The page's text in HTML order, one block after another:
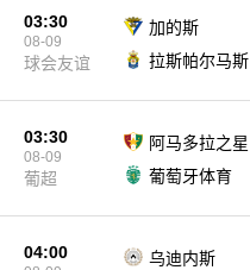
03:30
08-09
球会友谊
加的斯
拉斯帕尔马斯
03:30
08-09
葡超
阿马多拉之星
葡萄牙体育
04:00 乌迪内斯